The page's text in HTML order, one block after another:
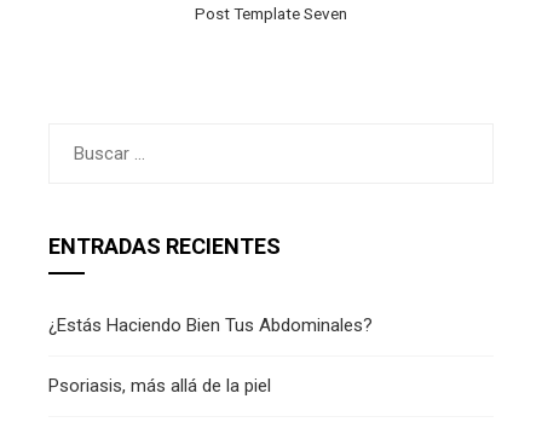
Post Template Seven
ENTRADAS RECIENTES
¿Estás Haciendo Bien Tus Abdominales?
Psoriasis, más allá de la piel